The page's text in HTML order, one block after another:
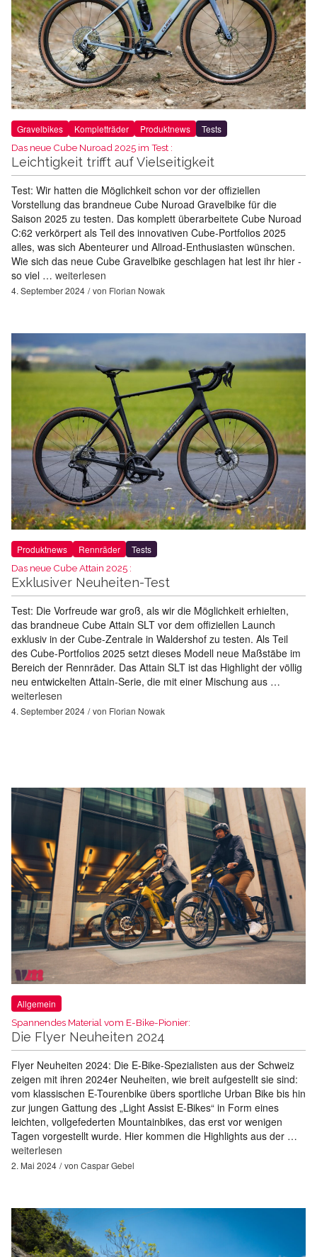
Gravelbikes Kompletträder Produktnews Tests
Das neue Cube Nuroad 2025 im Test :
Leichtigkeit trifft auf Vielseitigkeit
Test: Wir hatten die Möglichkeit schon vor der offiziellen
Vorstellung das brandneue Cube Nuroad Gravelbike für die
Saison 2025 zu testen. Das komplett überarbeitete Cube Nuroad
C:62 verkörpert als Teil des innovativen Cube-Portfolios 2025
alles, was sich Abenteurer und Allroad-Enthusiasten wünschen.
Wie sich das neue Cube Gravelbike geschlagen hat lest ihr hier -
so viel … weiterlesen
4. September 2024 von Florian Nowak
Produktnews Rennräder Tests
Das neue Cube Attain 2025 :
Exklusiver Neuheiten-Test
Test: Die Vorfreude war groß, als wir die Möglichkeit erhielten,
das brandneue Cube Attain SLT vor dem offiziellen Launch
exklusiv in der Cube-Zentrale in Waldershof zu testen. Als Teil
des Cube-Portfolios 2025 setzt dieses Modell neue Maßstäbe im
Bereich der Rennräder. Das Attain SLT ist das Highlight der völlig
neu entwickelten Attain-Serie, die mit einer Mischung aus …
weiterlesen
4. September 2024 von Florian Nowak
Allgemein
Spannendes Material vom E-Bike-Pionier:
Die Flyer Neuheiten 2024
Flyer Neuheiten 2024: Die E-Bike-Spezialisten aus der Schweiz
zeigen mit ihren 2024er Neuheiten, wie breit aufgestellt sie sind:
vom klassischen E-Tourenbike übers sportliche Urban Bike bis hin
zur jungen Gattung des „Light Assist E-Bikes“ in Form eines
leichten, vollgefederten Mountainbikes, das erst vor wenigen
Tagen vorgestellt wurde. Hier kommen die Highlights aus der …
weiterlesen
2. Mai 2024 von Caspar Gebel